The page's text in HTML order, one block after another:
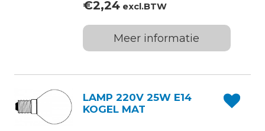
€2,24excl.BTW
Meer informatie
LAMP 220V 25W E14
KOGEL MAT